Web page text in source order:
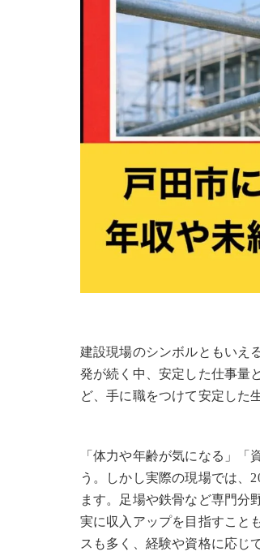
建設現場のシンボルともいえ
発が続く中、安定した仕事量
ど、手に職をつけて安定した
「体力や年齢が気になる」
う。しかし実際の現場では、
ます。足場や鉄骨など専門分
実に収入アップを目指すこと
スも多く、経験や資格に応じ